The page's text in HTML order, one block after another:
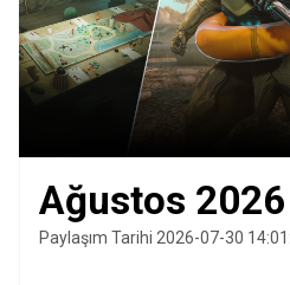
Ağustos
Paylaşım Tarihi 2026-07-30